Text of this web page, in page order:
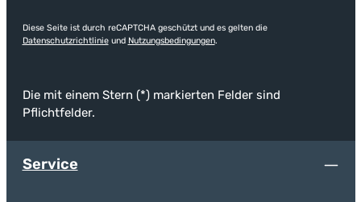
Diese Seite ist durch reCAPTCHA geschützt und es gelten die
Datenschutzrichtlinieund Nutzungsbedingungen.
Die mit einem Stern (*) markierten Felder sind
Pflichtfelder.
Service